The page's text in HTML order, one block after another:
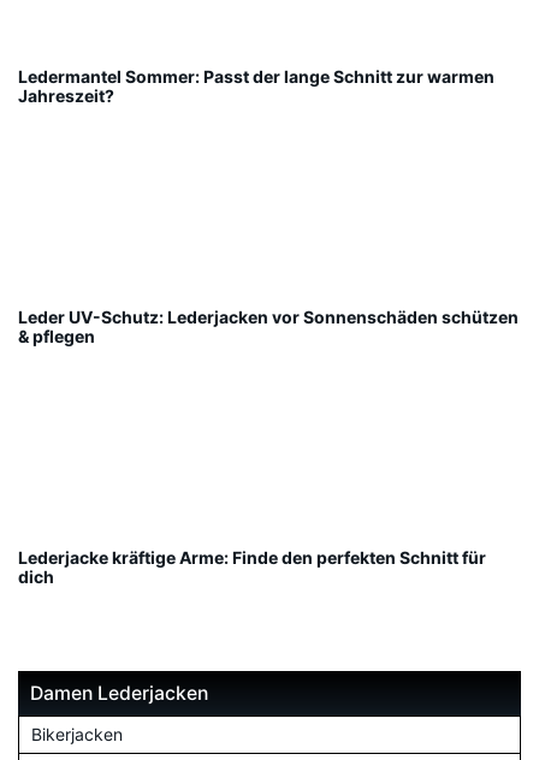
Ledermantel Sommer: Passt der lange Schnitt zur warmen
Jahreszeit?
Leder UV-Schutz: Lederjacken vor Sonnenschäden schützen
& pflegen
Lederjacke kräftige Arme: Finde den perfekten Schnitt für
dich
Damen Lederjacken
Bikerjacken